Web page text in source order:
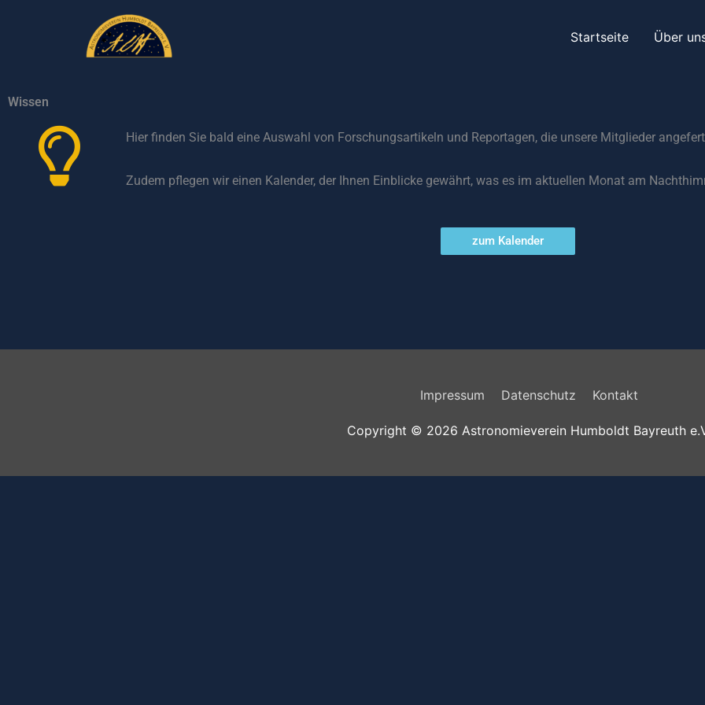
Startseite Über
Wissen
Hier finden Sie bald eine Auswahl von Forschungsartikeln und Reportagen, die unsere Mitglieder
Zudem pflegen wir einen Kalender, der Ihnen Einblicke gewährt, was es im aktuellen Monat am
zum Kalender
Impressum Datenschutz Kontakt
Copyright © 2026 Astronomieverein Humboldt Bayreuth